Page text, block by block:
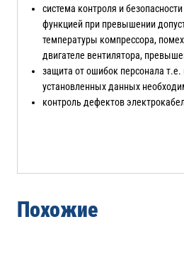
система контроля и
функцией при превышении
температуры компрессора,
двигателе вентилятора,
защита от ошибок персонала
установленных данных
контроль дефектов
Похожие